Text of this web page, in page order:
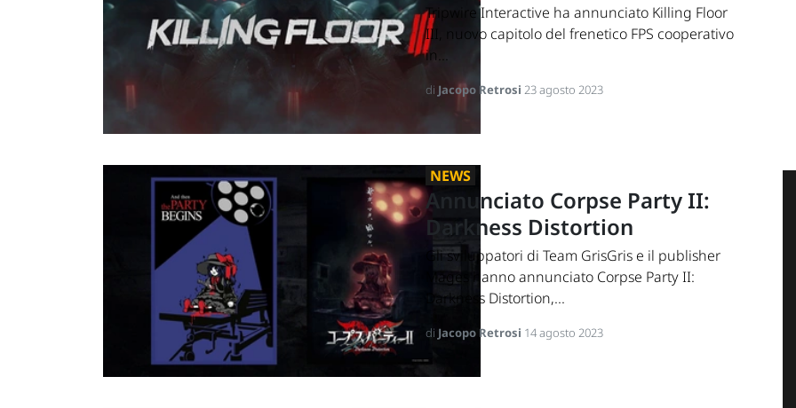
Tripwire Interactive ha annunciato Killing Floor
III, nuovo capitolo del frenetico FPS cooperativo
in...
di Jacopo Retrosi 23 agosto 2023
NEWS
Annunciato Corpse Party II:
Darkness Distortion
Gli sviluppatori di Team GrisGris e il publisher
Mages hanno annunciato Corpse Party II:
Darkness Distortion,...
di Jacopo Retrosi 14 agosto 2023